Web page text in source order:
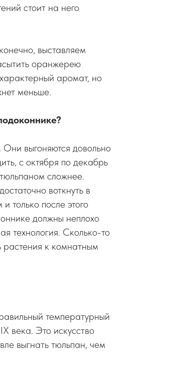
стоит на него
выставляем
оранжерею
аромат, но
меньше.
выгоняются довольно
с октября по декабрь
сложнее.
воткнуть в
только после этого
должны неплохо
технология. Сколько-то
растения к комнатным
температурный
века. Это искусство
выгнать тюльпан, чем